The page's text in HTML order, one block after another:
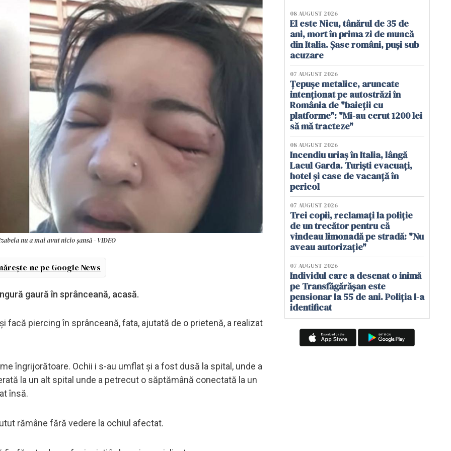
nu a mai avut nicio șansă - VIDEO
ne pe Google News
gaură în sprânceană, acasă.
facă piercing în sprânceană, fata, ajutată de o prietenă, a realizat
îngrijorătoare. Ochii i s-au umflat și a fost dusă la spital, unde a
la un alt spital unde a petrecut o săptămână conectată la un
însă.
rămâne fără vedere la ochiul afectat.
08 AUGUST 2026
El este Nicu, tânărul de 35 de
ani, mort în prima zi de muncă
din Italia. Șase români, puși sub
acuzare
07 AUGUST 2026
Țepușe metalice, aruncate
intenționat pe autostrăzi în
România de "baieții cu
platforme": "Mi-au cerut 1200 lei
să mă tracteze"
08 AUGUST 2026
Incendiu uriaș în Italia, lângă
Lacul Garda. Turiști evacuați,
hotel și case de vacanță în
pericol
07 AUGUST 2026
Trei copii, reclamați la poliție
de un trecător pentru că
vindeau limonadă pe stradă: "Nu
aveau autorizație"
07 AUGUST 2026
Individul care a desenat o inimă
pe Transfăgărășan este
pensionar la 55 de ani. Poliția l-a
identificat